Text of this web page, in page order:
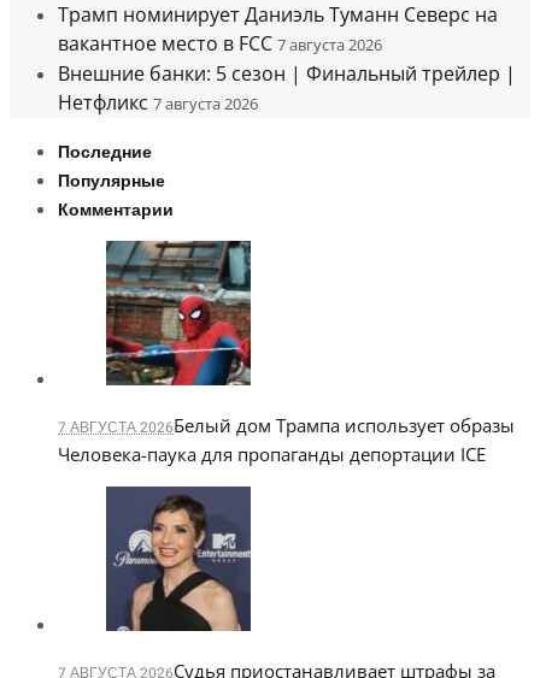
Трамп номинирует Даниэль Туманн Северс на
вакантное место в FCC 7 августа 2026
Внешние банки: 5 сезон | Финальный трейлер |
Нетфликс 7 августа 2026
Последние
Популярные
Комментарии
7 АВГУСТА 2026Белый дом Трампа использует образы
Человека-паука для пропаганды депортации ICE
7 АВГУСТА 2026Судья приостанавливает штрафы за